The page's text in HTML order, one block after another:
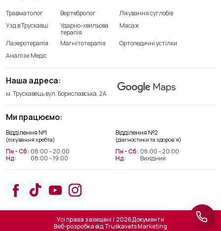
Ми працюємо:
Відділення №1
(лікування хребта)
Пн - Сб: 08:00 – 20:00
Нд:
08:00 – 19:00
Відділення №2
(діагностики та здоров’я)
Пн - Сб: 08:00 – 20:00
Нд:
Вихідний
Наша адреса:
м. Трускавець вул. Бориславська, 2А
Травматолог Вертебролог
Лікування суглобів
Узд в Трускавці
Ударно-хвильова
терапія
Масаж
Лазеротерапія Магнітотерапія
Ортопедичні устілки
Аналізи Медіс
Усі права захищені / 2026Документи
Веб-розробка відTruskavets Marketing
+38(066) 209 52 46
Відділення діагностики та
здоров’я